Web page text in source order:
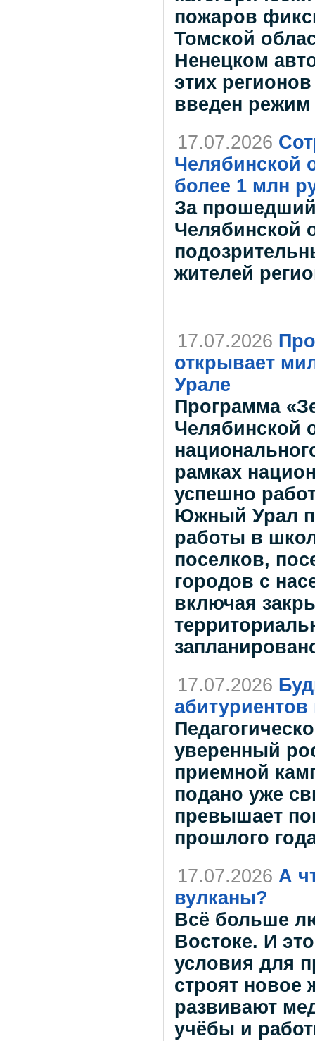
пожаров
Томской
Ненецком
этих
введен режим
17.07.2026
Челябинской
более 1 млн
За прошедший
Челябинской
жителей
17.07.2026
открывает
Урале
Программа
Челябинской
рамках
успешно
Южный Урал
работы в
поселков,
городов с
включая
17.07.2026
абитуриентов
уверенный
приемной
подано уже
превышает
прошлого
17.07.2026 А
вулканы?
Всё больше
Востоке. И
условия для
строят новое
развивают
учёбы и